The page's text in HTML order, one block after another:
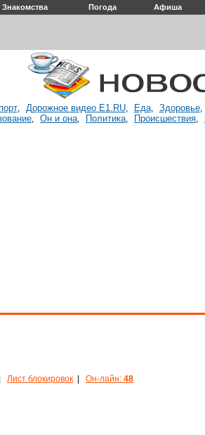
Знакомства Погода Афиша
, Дорожное видео E1.RU, Еда, Здоровье,
, Он и она, Политика, Происшествия,
Лист блокировок Он-лайн: 48